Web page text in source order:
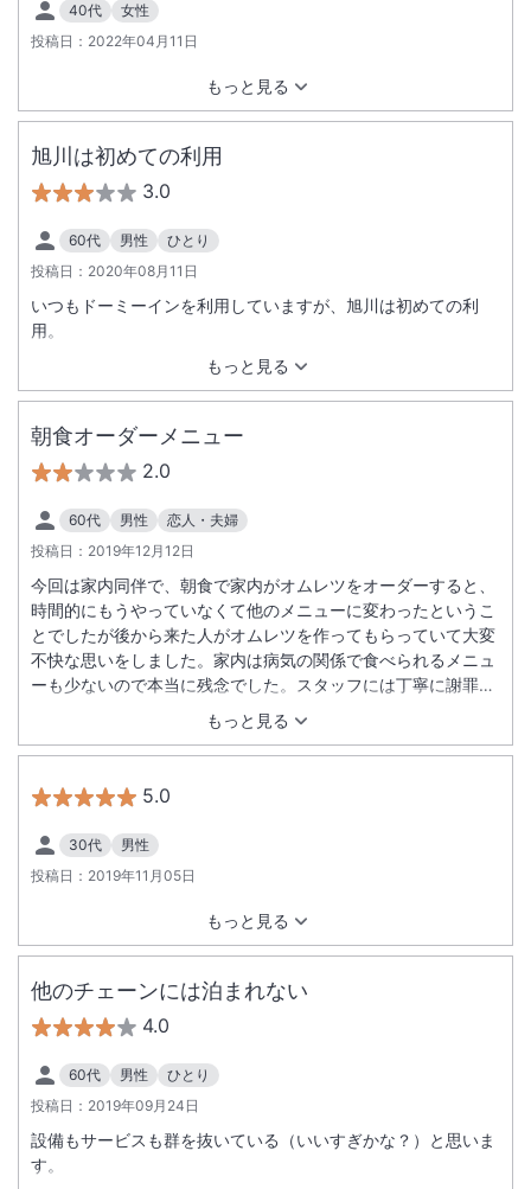
40代
女性
投稿日： 2022年04月11日
もっと見る
旭川は初めての利用
3.0
60代 男性
ひとり
投稿日： 2020年08月11日
もっと見る
いつもドーミーインを利用していますが、旭川は初めての利
用。
朝食オーダーメニュー
2.0
60代 男性
恋人・夫婦
投稿日： 2019年12月12日
もっと見る
今回は家内同伴で、朝食で家内がオムレツをオーダーすると、
時間的にもうやっていなくて他のメニューに変わったというこ
とでしたが後から来た人がオムレツを作ってもらっていて大変
不快な思いをしました。家内は病気の関係で食べられるメニュ
ーも少ないので本当に残念でした。スタッフには丁寧に謝罪し
ていただき、その点は評価できます。
5.0
30代
男性
投稿日： 2019年11月05日
もっと見る
他のチェーンには泊まれない
4.0
60代 男性
ひとり
投稿日： 2019年09月24日
設備もサービスも群を抜いている（いいすぎかな？）と思いま
す。